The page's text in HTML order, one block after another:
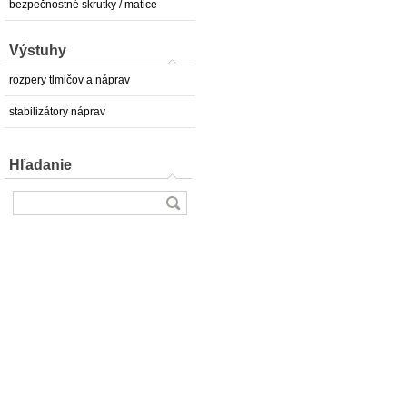
bezpečnostné skrutky / matice
Výstuhy
rozpery tlmičov a náprav
stabilizátory náprav
Hľadanie